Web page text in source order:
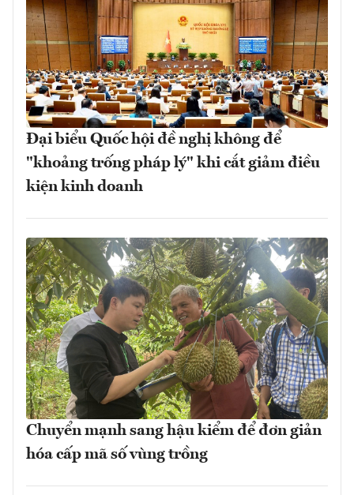
Đại biểu Quốc hội đề nghị không để
"khoảng trống pháp lý" khi cắt giảm điều
kiện kinh doanh
Chuyển mạnh sang hậu kiểm để đơn giản
hóa cấp mã số vùng trồng